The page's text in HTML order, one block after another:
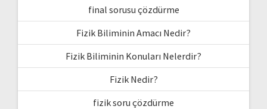
final sorusu çözdürme
Fizik Biliminin Amacı Nedir?
Fizik Biliminin Konuları Nelerdir?
Fizik Nedir?
fizik soru çözdürme